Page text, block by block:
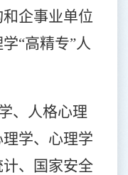
企事业单位
“高精专”人
、人格心理
学、心理学
、国家安全